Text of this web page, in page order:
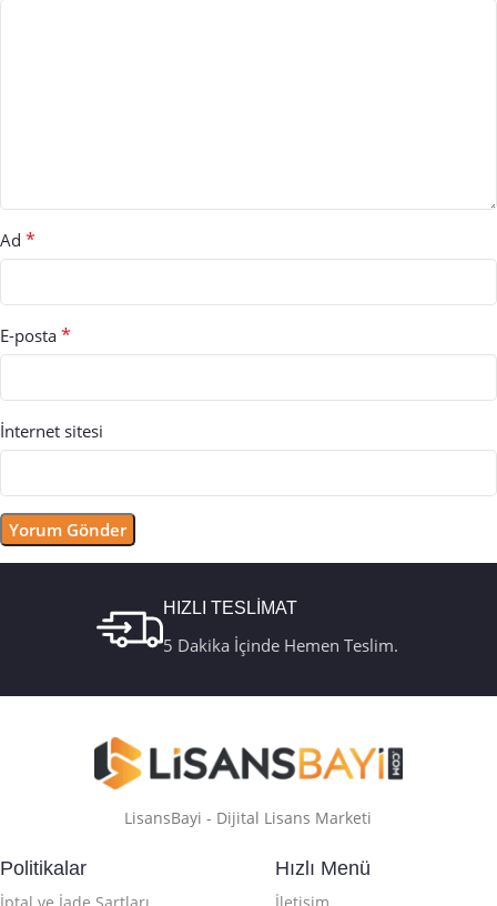
Ad *
E-posta *
İnternet sitesi
HIZLI TESLİMAT
5 Dakika İçinde Hemen Teslim.
LisansBayi - Dijital Lisans Marketi
Politikalar Hızlı Menü